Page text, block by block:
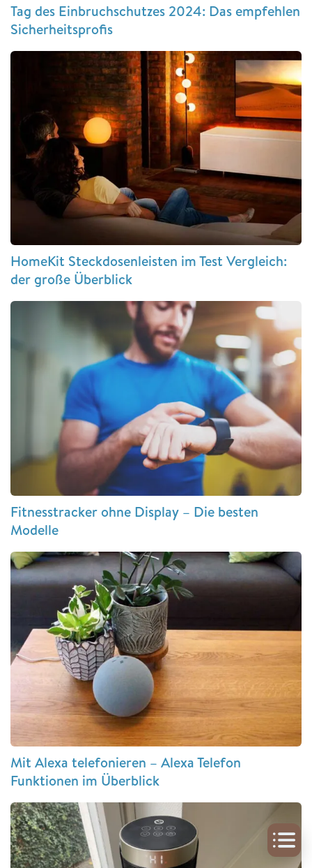
Tag des Einbruchschutzes 2024: Das empfehlen
Sicherheitsprofis
HomeKit Steckdosenleisten im Test Vergleich:
der große Überblick
Fitnesstracker ohne Display – Die besten
Modelle
Mit Alexa telefonieren – Alexa Telefon
Funktionen im Überblick